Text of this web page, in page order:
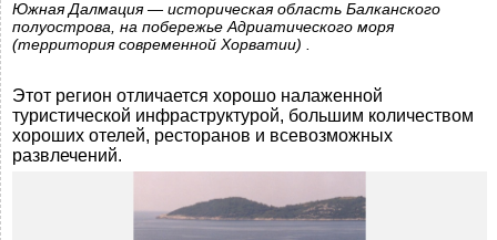
Южная Далмация — историческая область Балканского
полуострова, на побережье Адриатического моря
(территория современной Хорватии) .
Этот регион отличается хорошо налаженной
туристической инфраструктурой, большим количеством
хороших отелей, ресторанов и всевозможных
развлечений.